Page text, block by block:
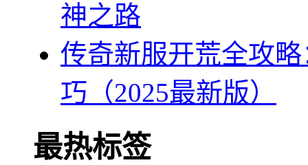
神之路
传奇新服开荒全攻
巧（2025最新版）
最热标签